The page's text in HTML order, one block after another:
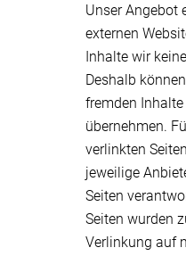
Unser Angebot
externen
Inhalte wir
Deshalb
fremden
übernehmen.
verlinkten
jeweilige
Seiten
Seiten wurden
Verlinkung auf